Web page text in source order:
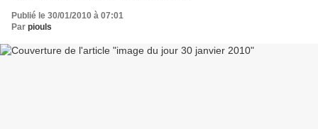
Publié le 30/01/2010 à 07:01
Par piouls